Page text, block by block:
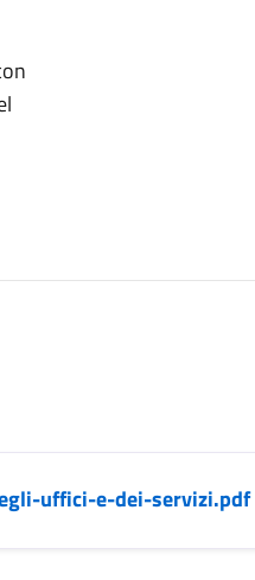
uffici-e-dei-servizi.pdf